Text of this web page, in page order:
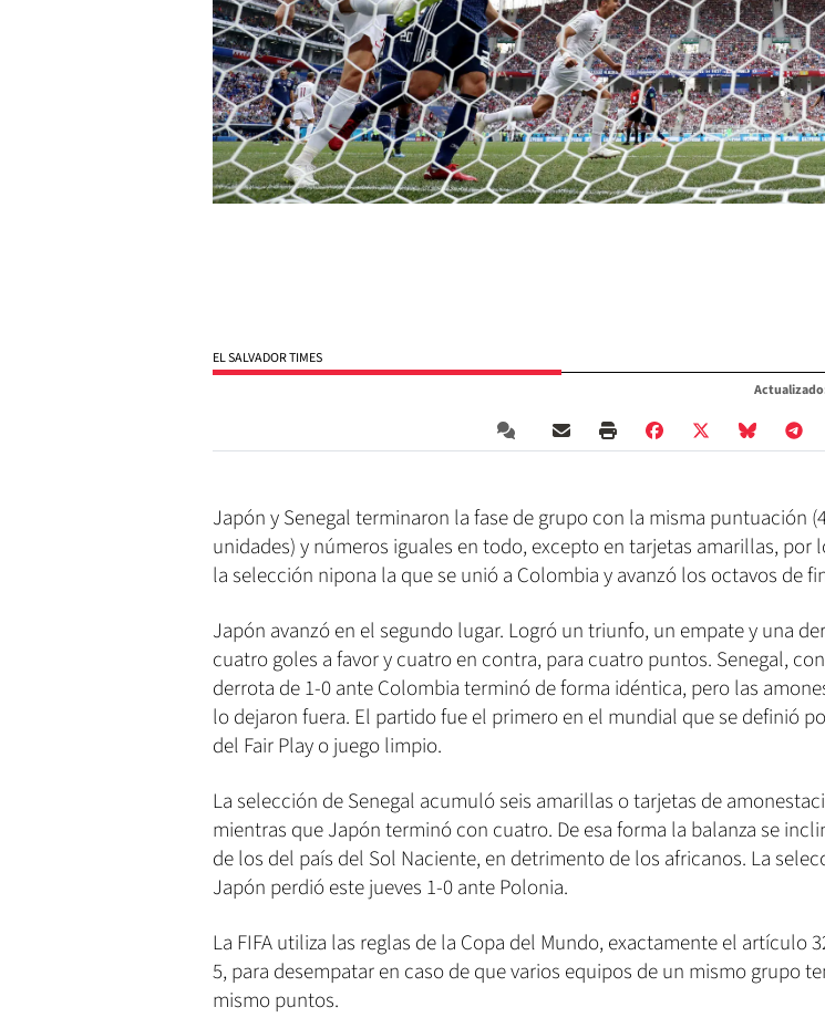
EL SALVADOR TIMES
Japón y Senegal terminaron la fase de grupo con la misma puntuación
unidades) y números iguales en todo, excepto en tarjetas amarillas, por
la selección nipona la que se unió a Colombia y avanzó los octavos de
Japón avanzó en el segundo lugar. Logró un triunfo, un empate y una
cuatro goles a favor y cuatro en contra, para cuatro puntos. Senegal,
derrota de 1-0 ante Colombia terminó de forma idéntica, pero las
lo dejaron fuera. El partido fue el primero en el mundial que se definió
del Fair Play o juego limpio.
La selección de Senegal acumuló seis amarillas o tarjetas de
mientras que Japón terminó con cuatro. De esa forma la balanza se
de los del país del Sol Naciente, en detrimento de los africanos. La
Japón perdió este jueves 1-0 ante Polonia.
La FIFA utiliza las reglas de la Copa del Mundo, exactamente el artículo
5, para desempatar en caso de que varios equipos de un mismo grupo
mismo puntos.